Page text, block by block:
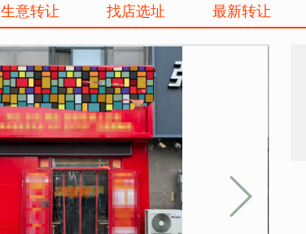
生意转让 找店选址 最新转让